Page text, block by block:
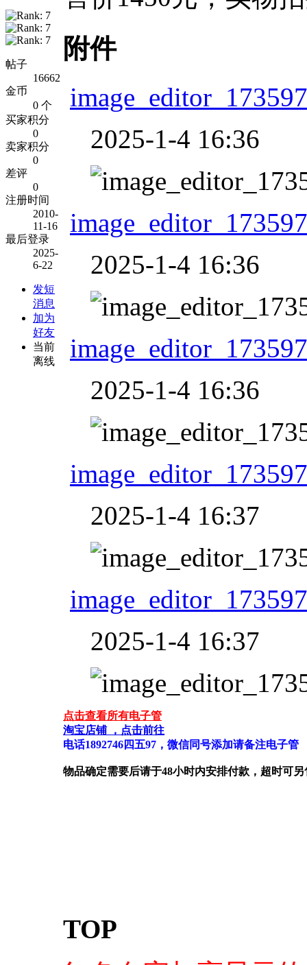
帖子
16662
金币
0 个
买家积分
0
卖家积分
0
差评
0
注册时间
2010-
11-16
最后登录
2025-
6-22
发短
消息
加为
好友
当前
离线
附件
2025-1-4 16:36
2025-1-4 16:36
2025-1-4 16:36
2025-1-4 16:37
2025-1-4 16:37
点击查看所有电子管
淘宝店铺 ，点击前往
电话1892746四五97，微信同号添加请备注电子管
物品确定需要后请于48小时内安排付款，超时可
TOP